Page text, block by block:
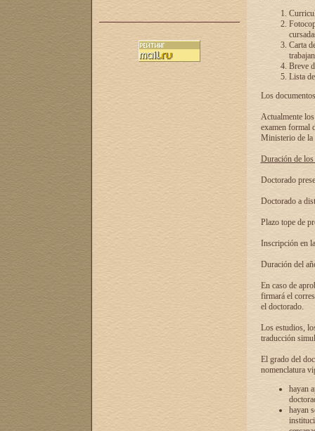
Carta
Breve
Lista
Los
Actualmente
examen formal
Ministerio de la
Duración de
Doctorado
Doctorado a
Plazo tope de
Inscripción en
Duración del
En caso de
firmará el
el doctorado.
Los estudios,
traducción
El grado del
nomenclatura
hayan
hayan